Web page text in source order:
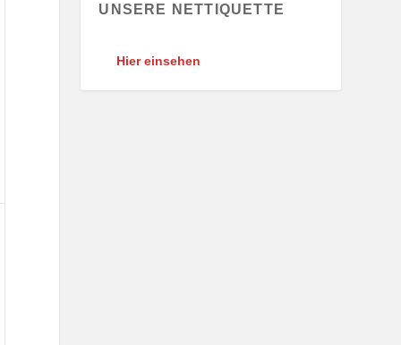
UNSERE NETTIQUETTE
Hier einsehen